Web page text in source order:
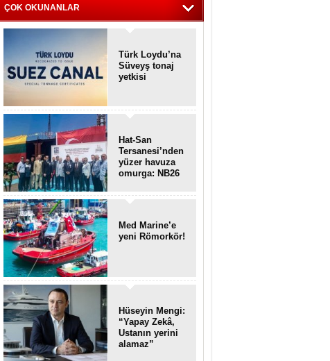
ÇOK OKUNANLAR
Türk Loydu’na
Süveyş tonaj
yetkisi
Hat-San
Tersanesi’nden
yüzer havuza
omurga: NB26
Med Marine’e
yeni Römorkör!
Hüseyin Mengi:
“Yapay Zekâ,
Ustanın yerini
alamaz”